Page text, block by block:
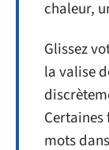
chaleur,
Glissez
la valise
mots